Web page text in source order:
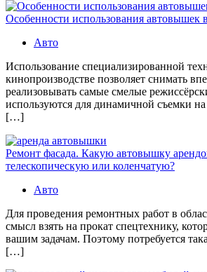
Особенности использования автовышек
Авто
Использование специализированной
кинопроизводстве позволяет снимать
реализовывать самые смелые
используются для динамичной съемки
[…]
Ремонт фасада. Какую автовышку
телескопическую или коленчатую?
Авто
Для проведения ремонтных работ в
смысл взять на прокат спецтехнику,
вашим задачам. Поэтому потребуется
[…]